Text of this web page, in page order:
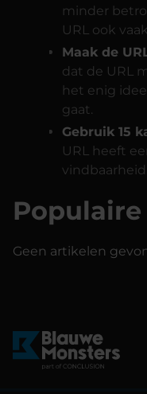
minder
URL ook
Maak de
dat de URL
het enig
gaat.
Gebruik 15
URL heeft
vindbaarheid.
Geen artikelen